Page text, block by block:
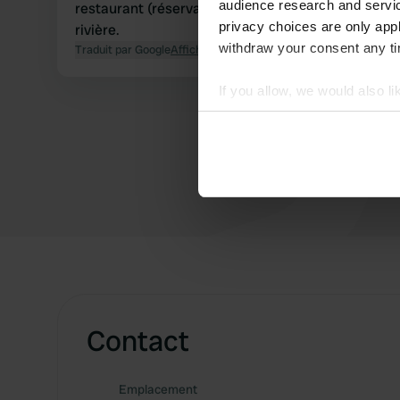
audience research and
privacy choices are only
withdraw your consent any
If you allow, we would also
Collect information
Find out more about how
restaurant (réservation obligatoire), petite
rivière.
Traduit par GoogleAfficher l'original
Contact
Emplacement